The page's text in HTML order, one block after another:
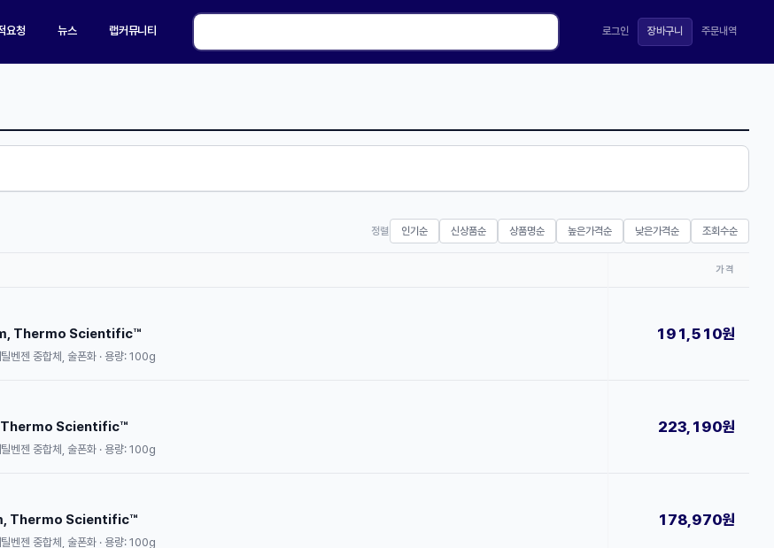
요청 뉴스 랩커뮤니티 로그인 장바구니 주문내역
정렬 인기순 신상품순 상품명순 높은가격순 낮은가격순 조회수순
가격
Thermo Scientific™
벤젠 중합체, 술폰화 · 용량: 100g
191,510원
Scientific™
벤젠 중합체, 술폰화 · 용량: 100g
223,190원
Thermo Scientific™
벤젠 중합체, 술폰화 · 용량: 100g
178,970원